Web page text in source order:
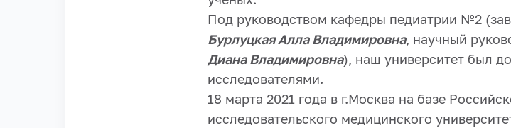
Под руководством кафедры педиатрии №2
Бурлуцкая Алла Владимировна, научный
Диана Владимировна), наш университет был
исследователями.
18 марта 2021 года в г.Москва на базе
исследовательского медицинского